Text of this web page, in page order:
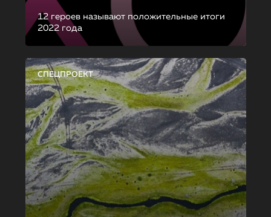
12 героев называют положительные итоги
2022 года
СПЕЦПРОЕКТ